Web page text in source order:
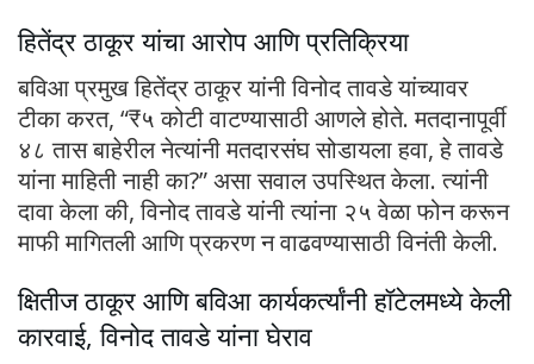
हितेंद्र ठाकूर यांचा आरोप आणि प्रतिक्रिया
बविआ प्रमुख हितेंद्र ठाकूर यांनी विनोद तावडे यांच्यावर
टीका करत, “₹५ कोटी वाटण्यासाठी आणले होते. मतदानापूर्वी
४८ तास बाहेरील नेत्यांनी मतदारसंघ सोडायला हवा, हे तावडे
यांना माहिती नाही का?” असा सवाल उपस्थित केला. त्यांनी
दावा केला की, विनोद तावडे यांनी त्यांना २५ वेळा फोन करून
माफी मागितली आणि प्रकरण न वाढवण्यासाठी विनंती केली.
क्षितीज ठाकूर आणि बविआ कार्यकर्त्यांनी हॉटेलमध्ये केली
कारवाई, विनोद तावडे यांना घेराव